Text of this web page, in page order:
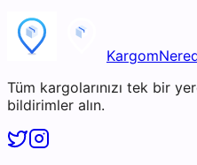
Tüm kargolarınızı tek bir
bildirimler alın.